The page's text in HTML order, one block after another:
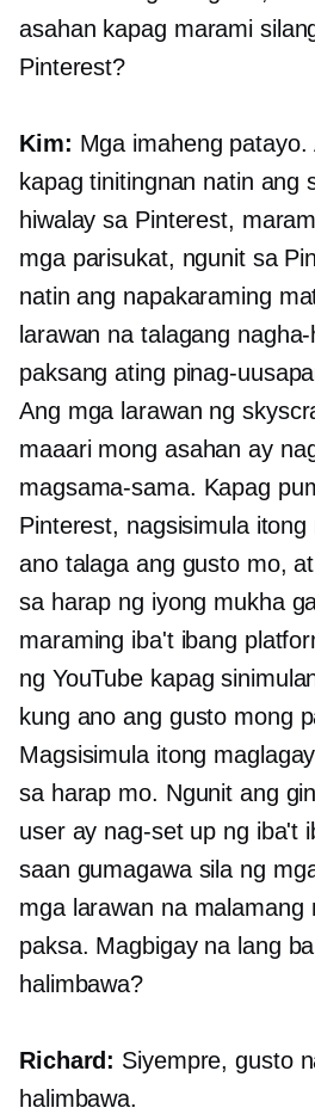
asahan kapag marami
Pinterest?
Kim: Mga imaheng
kapag tinitingnan natin ang
hiwalay sa Pinterest,
mga parisukat, ngunit sa
natin ang napakaraming
larawan na talagang
paksang ating pinag-
Ang mga larawan ng
maaari mong asahan ay
magsama-sama. Kapag
Pinterest, nagsisimula
ano talaga ang gusto mo,
sa harap ng iyong mukha
maraming iba't ibang
ng YouTube kapag
kung ano ang gusto mong
Magsisimula itong
sa harap mo. Ngunit ang
user ay nag-set up ng iba't
saan gumagawa sila ng
mga larawan na malamang
paksa. Magbigay na lang
halimbawa?
Richard: Siyempre, gusto
halimbawa.